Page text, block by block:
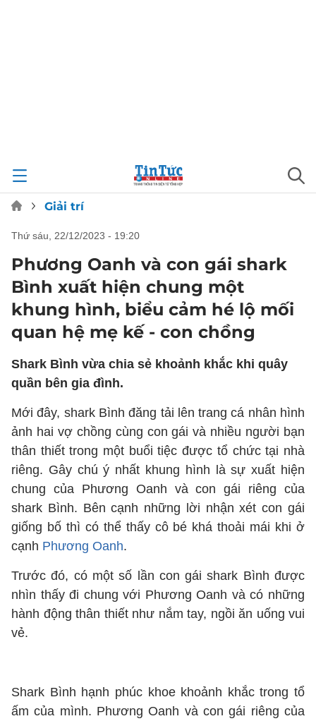
Giải trí
thứ sáu, 22/12/2023 - 19:20
Phương Oanh và con gái shark
Bình xuất hiện chung một
khung hình, biểu cảm hé lộ mối
quan hệ mẹ kế - con chồng
Shark Bình vừa chia sẻ khoảnh khắc khi quây
quần bên gia đình.
Mới đây, shark Bình đăng tải lên trang cá nhân hình
ảnh hai vợ chồng cùng con gái và nhiều người bạn
thân thiết trong một buổi tiệc được tổ chức tại nhà
riêng. Gây chú ý nhất khung hình là sự xuất hiện
chung của Phương Oanh và con gái riêng của
shark Bình. Bên cạnh những lời nhận xét con gái
giống bố thì có thể thấy cô bé khá thoải mái khi ở
cạnh Phương Oanh.
Trước đó, có một số lần con gái shark Bình được
nhìn thấy đi chung với Phương Oanh và có những
hành động thân thiết như nắm tay, ngồi ăn uống vui
vẻ.
Shark Bình hạnh phúc khoe khoảnh khắc trong tổ
ấm của mình. Phương Oanh và con gái riêng của